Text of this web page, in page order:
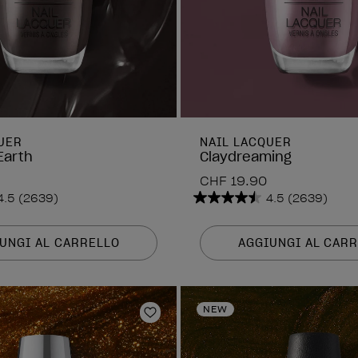
(2639)
AL CARRELLO
NAIL LACQUER
Claydreaming
CHF 19.90
4.5 (2639)
4.5
su
5
stelle.
recensioni
AGGIUNGI AL
desideri Aggiungi alla lista dei desideri
NEW